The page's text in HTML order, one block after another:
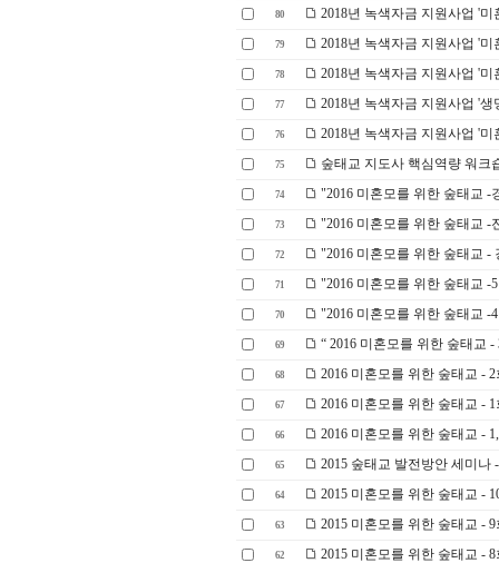
80 2018년 녹색자금 지원사업 '
79 2018년 녹색자금 지원사업 '
78 2018년 녹색자금 지원사업 '
77 2018년 녹색자금 지원사업 '
76 2018년 녹색자금 지원사업 '
75 숲태교 지도사 핵심역량 워크
74 "2016 미혼모를 위한 숲태교 -
73 "2016 미혼모를 위한 숲태교 -
72 "2016 미혼모를 위한 숲태교 -
71 "2016 미혼모를 위한 숲태교 -
70 "2016 미혼모를 위한 숲태교 -
69 “ 2016 미혼모를 위한 숲태교
68 2016 미혼모를 위한 숲태교 -
67 2016 미혼모를 위한 숲태교 -
66 2016 미혼모를 위한 숲태교 -
65 2015 숲태교 발전방안 세미나
64 2015 미혼모를 위한 숲태교 -
63 2015 미혼모를 위한 숲태교 -
62 2015 미혼모를 위한 숲태교 -